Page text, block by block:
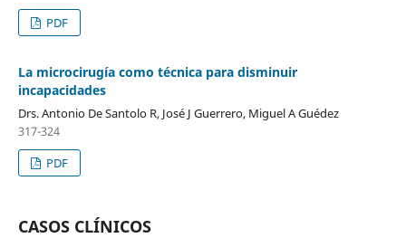
PDF
La microcirugía como técnica para disminuir
incapacidades
Drs. Antonio De Santolo R, José J Guerrero, Miguel A Guédez
317-324
PDF
CASOS CLÍNICOS